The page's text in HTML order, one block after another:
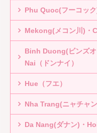
Phu Quoc(フーコッ
Mekong(メコン川)・
Binh Duong(ビンズ
Nai（ドンナイ）
Hue（フエ）
Nha Trang(ニャチャ
Da Nang(ダナン)・